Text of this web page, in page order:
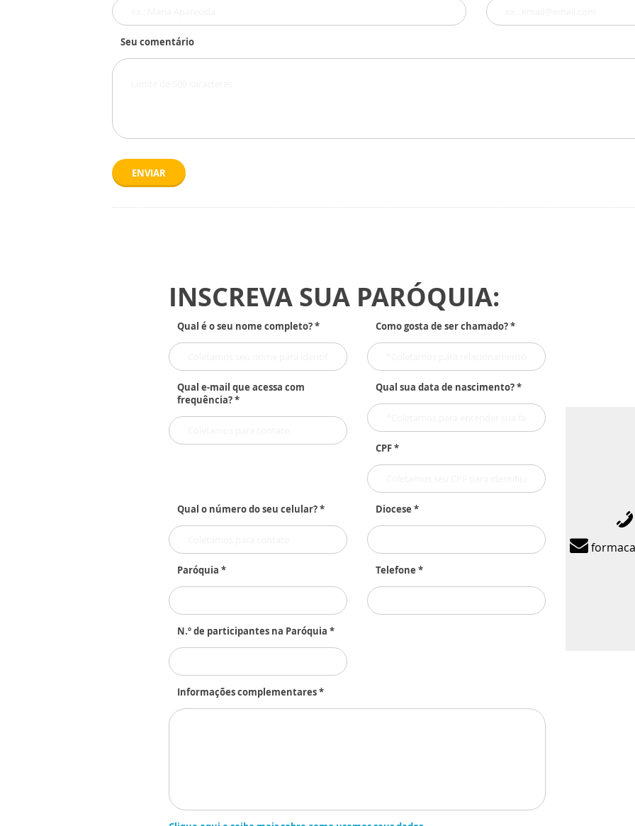
Seu comentário
ENVIAR
INSCREVA SUA PARÓQUIA:
Qual é o seu nome completo? * Como gosta de ser chamado? *
Qual e-mail que acessa com
frequência? *
Qual sua data de nascimento? *
CPF *
Qual o número do seu celular? * Diocese *
Paróquia * Telefone *
N.º de participantes na Paróquia *
Informações complementares *